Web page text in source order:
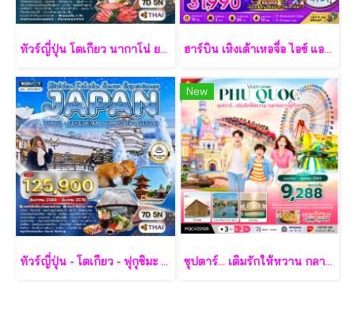
ทัวร์ญี่ปุ่น โตเกียว นากาโน่ ยามานาชิ 7 วัน - TG ฮาร์บิน เหิงเต้าเหอจื่อ ไอซ์ แอนด์ สโนว์ เวิล์ด 7 วัน 5 คืน-XJ
ทัวร์ญี่ปุ่น - โตเกียว - ฟุกุชิมะ - ยามากะตะ - เซนได 7 วัน - TG
New
ซุปตาร์... เติมรักให้หวาน กลางเกาะฟูก๊วก 3 วัน 2 คืน - VZ